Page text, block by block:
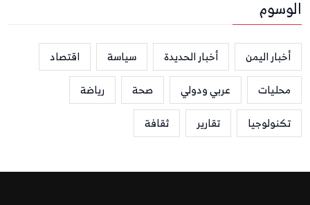
الوسوم
أخبار اليمن أخبار الحديدة سياسة
اقتصاد
محليات
عربي ودولي صحة
رياضة
تكنولوجيا
تقارير ثقافة